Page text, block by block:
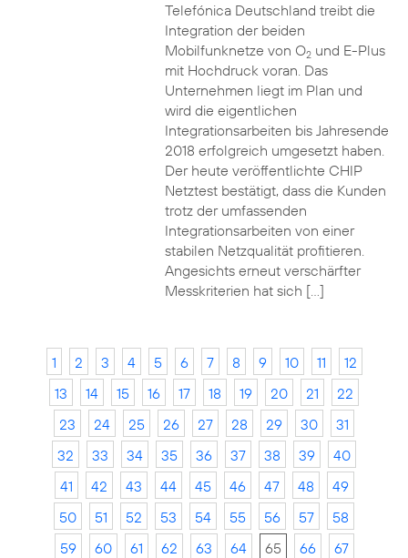
Telefónica Deutschland treibt die
Integration der beiden
Mobilfunknetze von O2und E-Plus
mit Hochdruck voran. Das
Unternehmen liegt im Plan und
wird die eigentlichen
Integrationsarbeiten bis Jahresende
2018 erfolgreich umgesetzt haben.
Der heute veröffentlichte CHIP
Netztest bestätigt, dass die Kunden
trotz der umfassenden
Integrationsarbeiten von einer
stabilen Netzqualität profitieren.
Angesichts erneut verschärfter
Messkriterien hat sich […]
1 2 3 4 5 6 7 8 9 10 11
12
13
14 15 16 17 18 19 20 21
22
23
24 25 26 27 28 29 30
31
32
33 34 35 36 37 38 39
40
41
42 43 44 45 46 47 48
49
50
51 52 53 54 55 56 57
58
59
60 61 62 63 64 65 66
67